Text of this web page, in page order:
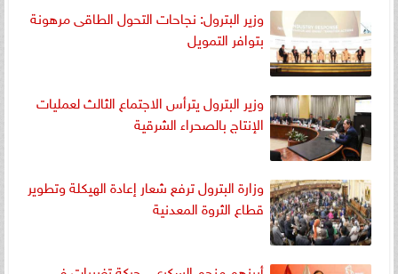
وزير البترول: نجاحات التحول الطاقى مرهونة
بتوافر التمويل
وزير البترول يترأس الاجتماع الثالث لعمليات
الإنتاج بالصحراء الشرقية
وزارة البترول ترفع شعار إعادة الهيكلة وتطوير
قطاع الثروة المعدنية